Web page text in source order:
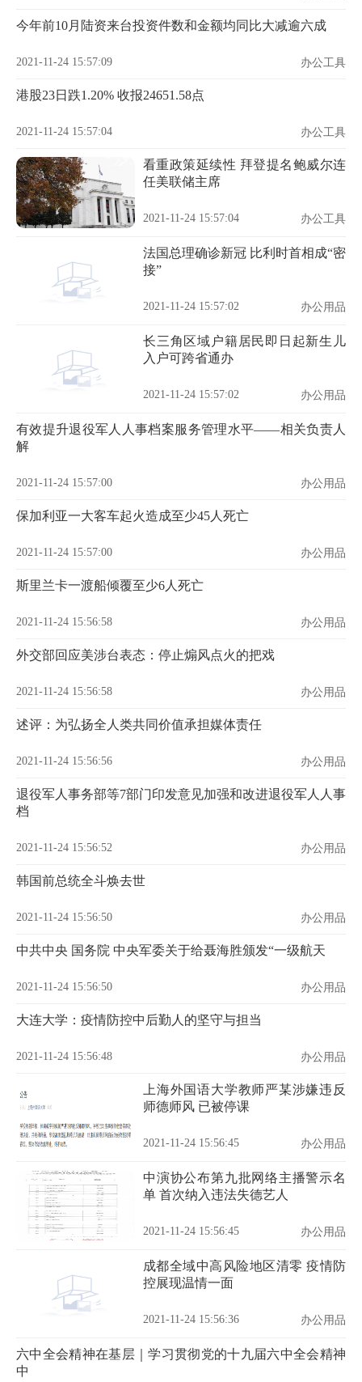
今年前10月陆资来台投资件数和金额均同比大减逾六成
2021-11-24 15:57:09 办公工具
港股23日跌1.20% 收报24651.58点
2021-11-24 15:57:04 办公工具
看重政策延续性 拜登提名鲍威尔连
任美联储主席
2021-11-24 15:57:04 办公工具
法国总理确诊新冠 比利时首相成“密
接”
2021-11-24 15:57:02 办公用品
长三角区域户籍居民即日起新生儿
入户可跨省通办
2021-11-24 15:57:02 办公用品
有效提升退役军人人事档案服务管理水平——相关负责人
解
2021-11-24 15:57:00 办公用品
保加利亚一大客车起火造成至少45人死亡
2021-11-24 15:57:00 办公用品
斯里兰卡一渡船倾覆至少6人死亡
2021-11-24 15:56:58 办公用品
外交部回应美涉台表态：停止煽风点火的把戏
2021-11-24 15:56:58 办公用品
述评：为弘扬全人类共同价值承担媒体责任
2021-11-24 15:56:56 办公用品
退役军人事务部等7部门印发意见加强和改进退役军人人事
档
2021-11-24 15:56:52 办公用品
韩国前总统全斗焕去世
2021-11-24 15:56:50 办公用品
中共中央 国务院 中央军委关于给聂海胜颁发“一级航天
2021-11-24 15:56:50 办公用品
大连大学：疫情防控中后勤人的坚守与担当
2021-11-24 15:56:48 办公用品
上海外国语大学教师严某涉嫌违反
师德师风 已被停课
2021-11-24 15:56:45 办公用品
中演协公布第九批网络主播警示名
单 首次纳入违法失德艺人
2021-11-24 15:56:45 办公用品
成都全域中高风险地区清零 疫情防
控展现温情一面
2021-11-24 15:56:36 办公用品
六中全会精神在基层｜学习贯彻党的十九届六中全会精神
中